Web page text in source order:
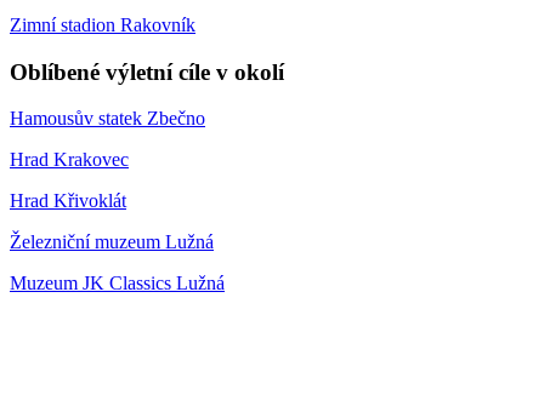
Zimní stadion Rakovník
Oblíbené výletní cíle v okolí
Hamousův statek Zbečno
Hrad Krakovec
Hrad Křivoklát
Železniční muzeum Lužná
Muzeum JK Classics Lužná